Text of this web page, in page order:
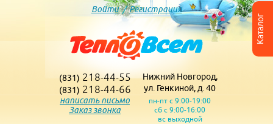
Каталог
Войти/Регистрация
(831) 218-44-55
(831) 218-44-66
написать письмо
Заказ звонка
Нижний Новгород,
ул. Генкиной, д. 40
пн-пт с 9:00-19:00
сб с 9:00-16:00
вс выходной